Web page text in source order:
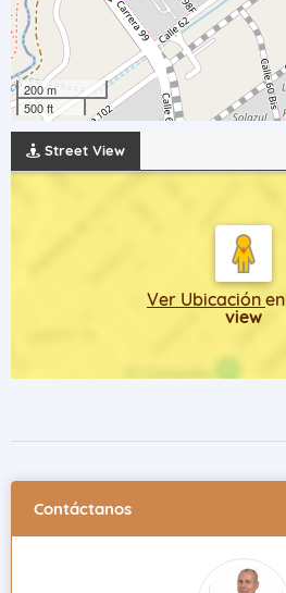
200 m
500 ft
Street View
Ver Ubicación en
view
Contáctanos